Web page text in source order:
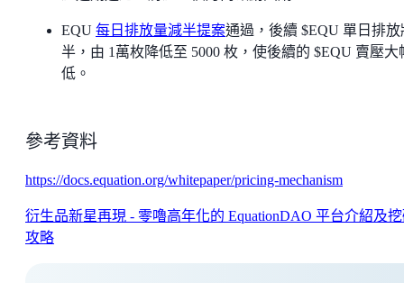
EQU 每日排放量減半提案通過，後續 $EQU 單日排放
半，由 1萬枚降低至 5000 枚，使後續的 $EQU 賣壓大
低。
參考資料
https://docs.equation.org/whitepaper/pricing-mechanism
衍生品新星再現 - 零嚕高年化的 EquationDAO 平台介紹及
攻略